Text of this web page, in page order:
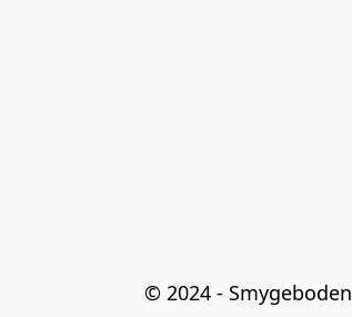
© 2024 - Smygeboden